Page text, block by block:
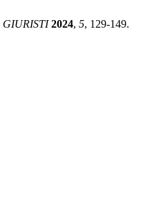
GIURISTI 2024, 5, 129-149.